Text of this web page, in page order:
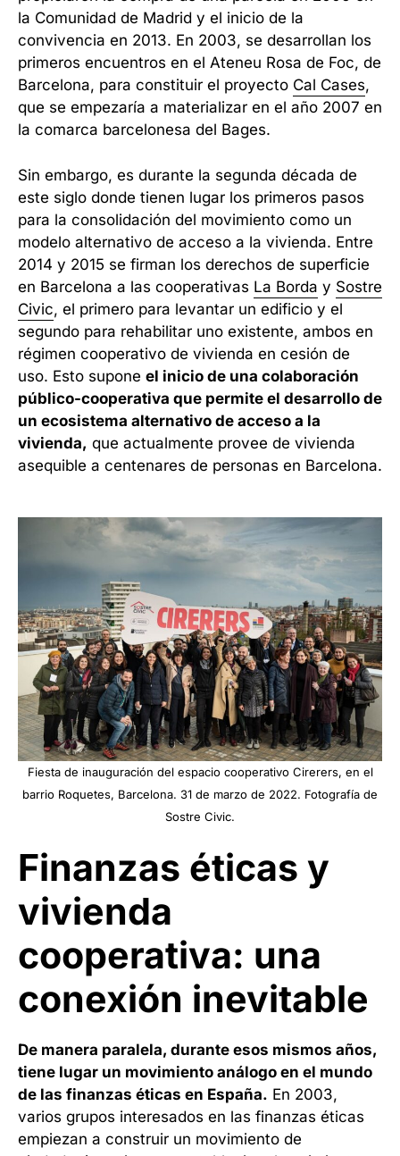
la Comunidad de Madrid y el inicio de la
convivencia en 2013. En 2003, se desarrollan los
primeros encuentros en el Ateneu Rosa de Foc, de
Barcelona, para constituir el proyecto Cal Cases,
que se empezaría a materializar en el año 2007 en
la comarca barcelonesa del Bages.
Sin embargo, es durante la segunda década de
este siglo donde tienen lugar los primeros pasos
para la consolidación del movimiento como un
modelo alternativo de acceso a la vivienda. Entre
2014 y 2015 se firman los derechos de superficie
en Barcelona a las cooperativas La Borda y Sostre
Civic, el primero para levantar un edificio y el
segundo para rehabilitar uno existente, ambos en
régimen cooperativo de vivienda en cesión de
uso. Esto supone el inicio de una colaboración
público-cooperativa que permite el desarrollo de
un ecosistema alternativo de acceso a la
vivienda, que actualmente provee de vivienda
asequible a centenares de personas en Barcelona.
Fiesta de inauguración del espacio cooperativo Cirerers, en el
barrio Roquetes, Barcelona. 31 de marzo de 2022. Fotografía de
Sostre Civic.
Finanzas éticas y
vivienda
cooperativa: una
conexión inevitable
De manera paralela, durante esos mismos años,
tiene lugar un movimiento análogo en el mundo
de las finanzas éticas en España. En 2003,
varios grupos interesados en las finanzas éticas
empiezan a construir un movimiento de